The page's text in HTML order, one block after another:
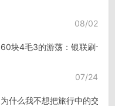
08/02
60块4毛3的游荡：银联刷卡失
07/24
为什么我不想把旅行中的交流，